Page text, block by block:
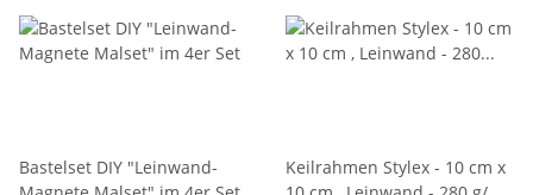
Bastelset DIY "Leinwand-
Keilrahmen Stylex - 10 cm x